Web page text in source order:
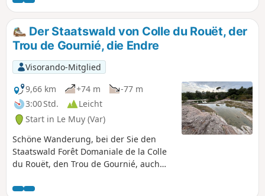
Der Staatswald von Colle du Rouët, der
Trou de Gournié, die Endre
Visorando-Mitglied
9,66 km
+74 m
-77 m
3:00 Std.
Leicht
Start in Le Muy (Var)
Schöne Wanderung, bei der Sie den
Staatswald Forêt Domaniale de la Colle
du Rouët, den Trou de Gournié, auch
Fluss Endre entdecken können.